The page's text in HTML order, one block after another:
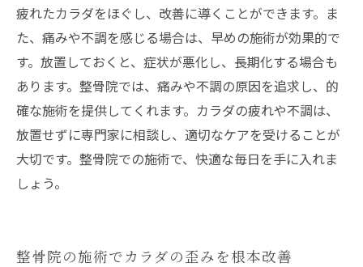
疲れたカラダをほぐし、改善に導くことができます。ま
た、痛みや不調を感じる場合は、早めの施術が効果的で
す。放置しておくと、症状が悪化し、長期化する場合も
あります。整骨院では、痛みや不調の原因を追求し、的
確な施術を提供してくれます。カラダの疲れや不調は、
放置せずに専門家に相談し、適切なケアを受けることが
大切です。整骨院での施術で、快適な毎日を手に入れま
しょう。
整骨院の施術でカラダの歪みを根本改善